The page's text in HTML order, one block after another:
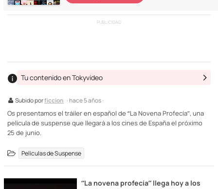
PUBLICIDAD
Subido porficcion · hace 5 años ·
Tu contenido en Tokyvideo
Os presentamos el tráiler en español de “La Novena Profecía”, una
película de suspense que llegará a los cines de España el próximo
25 de junio.
Películas de Suspense
“La novena profecía” llega hoy a los